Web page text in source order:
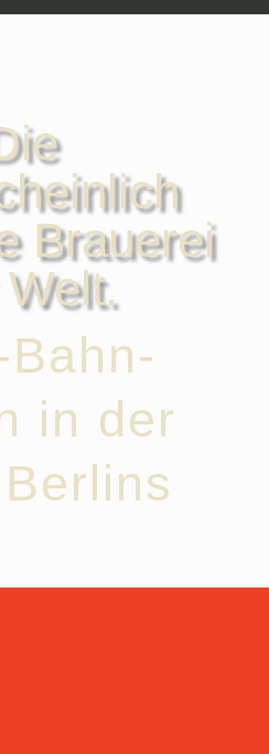
Brauerei
Bahn-
in der